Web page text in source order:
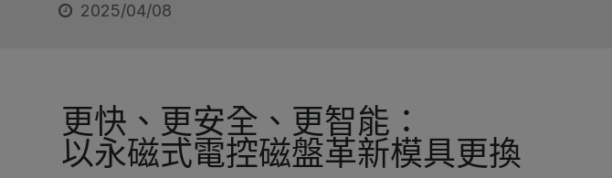
2025/04/08
更快、更安全、更智能：
以永磁式電控磁盤革新模具更換